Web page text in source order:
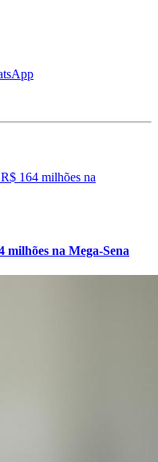
milhões na Mega-Sena